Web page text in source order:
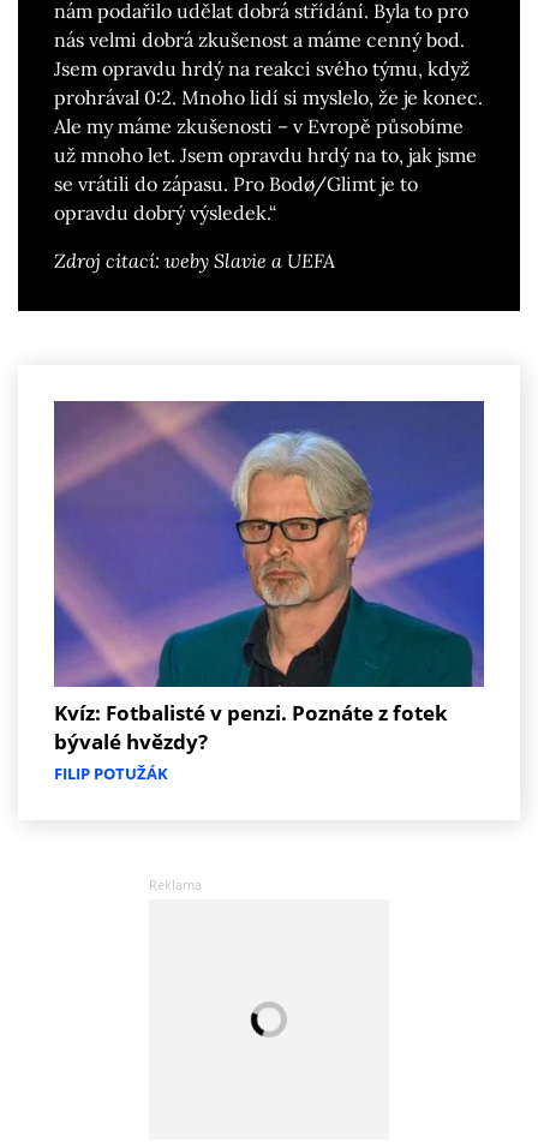
nám podařilo udělat dobrá střídání. Byla to pro
nás velmi dobrá zkušenost a máme cenný bod.
Jsem opravdu hrdý na reakci svého týmu, když
prohrával 0:2. Mnoho lidí si myslelo, že je konec.
Ale my máme zkušenosti – v Evropě působíme
už mnoho let. Jsem opravdu hrdý na to, jak jsme
se vrátili do zápasu. Pro Bodø/Glimt je to
opravdu dobrý výsledek.“
Zdroj citací: weby Slavie a UEFA
Kvíz: Fotbalisté v penzi. Poznáte z fotek
bývalé hvězdy?
FILIP POTUŽÁK